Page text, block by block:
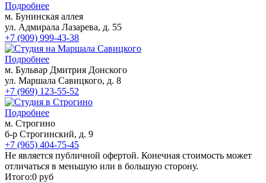
Лазерная эпиляция для мужчин
Лазерная эпиляция бикини
Лазерная эпиляция груди
Лазерная эпиляция верхней губы
Лазерная эпиляция лица
Лазерная эпиляция ног
Ресницы
Наращивание ресниц
Подробнее
м. Бунинская аллея
ул. Адмирала Лазарева, д. 55
+7 (909) 999-43-38
Подробнее
м. Бульвар Дмитрия Донского
ул. Маршала Савицкого, д. 8
+7 (969) 123-55-52
Подробнее
м. Строгино
б-р Строгинский, д. 9
+7 (965) 404-75-45
Не является публичной офертой. Конечная стоимость может
отличаться в меньшую или в большую сторону.
Итого:0 руб